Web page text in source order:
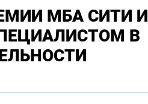
МБА СИТИ И
В